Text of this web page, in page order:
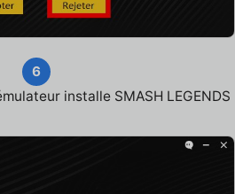
6
installe SMASH LEGENDS